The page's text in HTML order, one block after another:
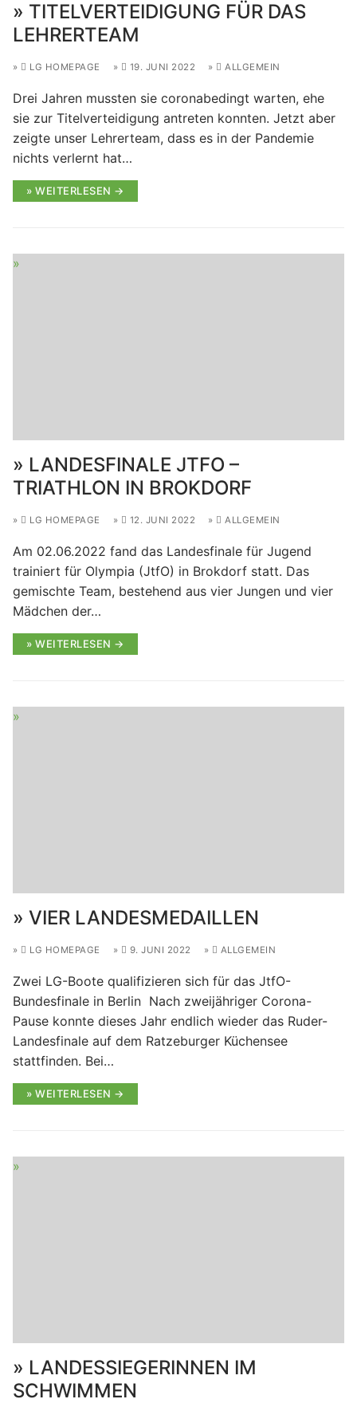
TITELVERTEIDIGUNG FÜR DAS
LEHRERTEAM
LG HOMEPAGE 19. JUNI 2022 ALLGEMEIN
Drei Jahren mussten sie coronabedingt warten, ehe
sie zur Titelverteidigung antreten konnten. Jetzt aber
zeigte unser Lehrerteam, dass es in der Pandemie
nichts verlernt hat…
WEITERLESEN →
LANDESFINALE JTFO –
TRIATHLON IN BROKDORF
LG HOMEPAGE 12. JUNI 2022 ALLGEMEIN
Am 02.06.2022 fand das Landesfinale für Jugend
trainiert für Olympia (JtfO) in Brokdorf statt. Das
gemischte Team, bestehend aus vier Jungen und vier
Mädchen der…
WEITERLESEN →
VIER LANDESMEDAILLEN
LG HOMEPAGE 9. JUNI 2022 ALLGEMEIN
Zwei LG-Boote qualifizieren sich für das JtfO-
Bundesfinale in Berlin Nach zweijähriger Corona-
Pause konnte dieses Jahr endlich wieder das Ruder-
Landesfinale auf dem Ratzeburger Küchensee
stattfinden. Bei…
WEITERLESEN →
LANDESSIEGERINNEN IM
SCHWIMMEN